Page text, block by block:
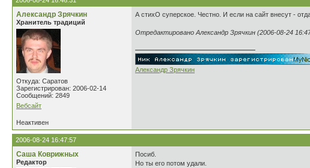
Александр Зрячкин
Хранитель традиций
Откуда: Саратов
Зарегистрирован: 2006-02-14
Сообщений: 2849
Вебсайт
А стихО суперское. Честно. И если на сайт внесут -
Отредактировано Александр Зрячкин (2006-08-24
Александр Зрячкин
Неактивен
2006-08-24 16:47:57
Саша Коврижных
Редактор
Посиб.
Но ты его потом удали.